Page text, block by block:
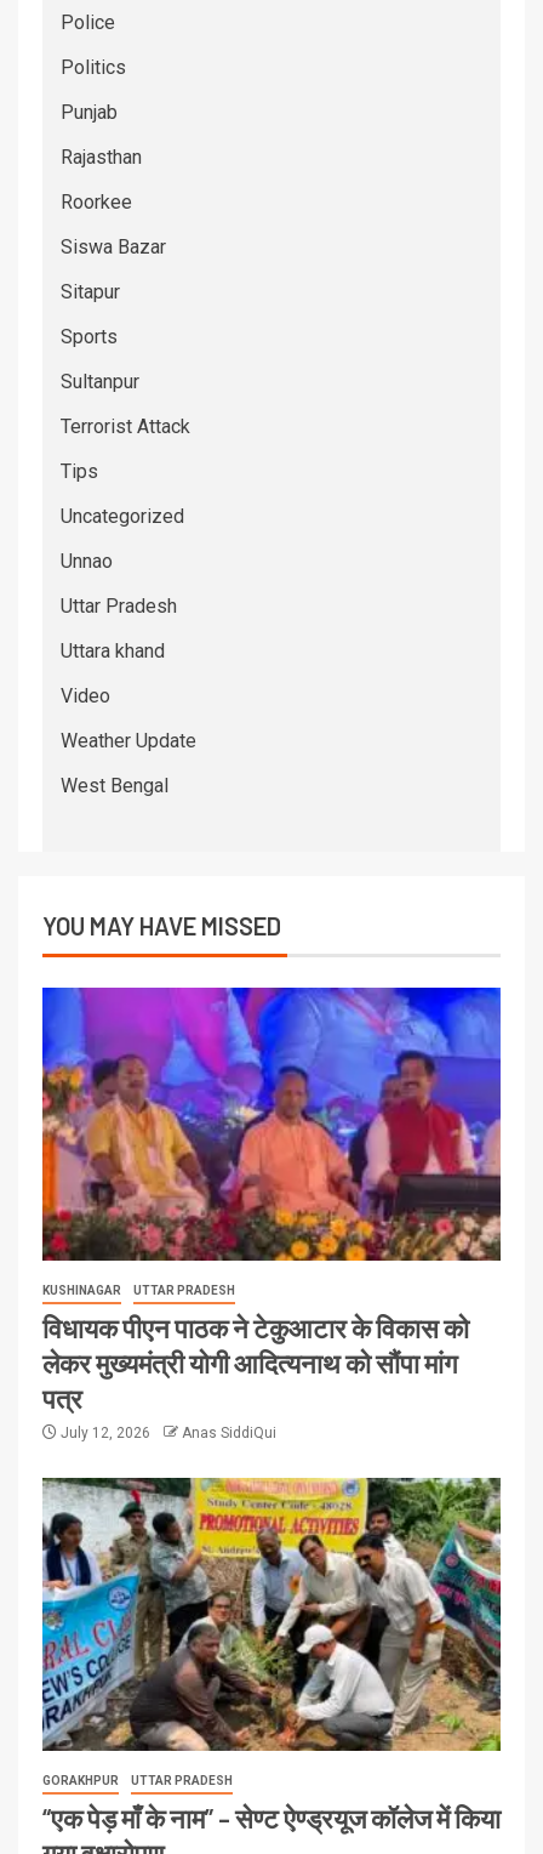
Police
Politics
Punjab
Rajasthan
Roorkee
Siswa Bazar
Sitapur
Sports
Sultanpur
Terrorist Attack
Tips
Uncategorized
Unnao
Uttar Pradesh
Uttara khand
Video
Weather Update
West Bengal
YOU MAY HAVE MISSED
KUSHINAGAR UTTAR PRADESH
विधायक पीएन पाठक ने टेकुआटार के विकास को
लेकर मुख्यमंत्री योगी आदित्यनाथ को सौंपा मांग
पत्र
July 12, 2026 Anas SiddiQui
GORAKHPUR UTTAR PRADESH
“एक पेड़ माँ के नाम” – सेण्ट ऐण्ड्रयूज कॉलेज में किया